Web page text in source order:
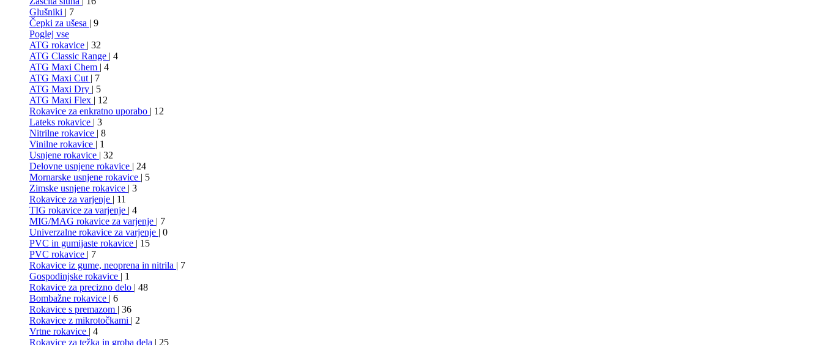
Glušniki | 7
Čepki za ušesa | 9
Poglej vse
ATG rokavice | 32
ATG Classic Range | 4
ATG Maxi Chem | 4
ATG Maxi Cut | 7
ATG Maxi Dry | 5
ATG Maxi Flex | 12
Rokavice za enkratno uporabo | 12
Lateks rokavice | 3
Nitrilne rokavice | 8
Vinilne rokavice | 1
Usnjene rokavice | 32
Delovne usnjene rokavice | 24
Mornarske usnjene rokavice | 5
Zimske usnjene rokavice | 3
Rokavice za varjenje | 11
TIG rokavice za varjenje | 4
MIG/MAG rokavice za varjenje | 7
Univerzalne rokavice za varjenje | 0
PVC in gumijaste rokavice | 15
PVC rokavice | 7
Rokavice iz gume, neoprena in nitrila | 7
Gospodinjske rokavice | 1
Rokavice za precizno delo | 48
Bombažne rokavice | 6
Rokavice s premazom | 36
Rokavice z mikrotočkami | 2
Vrtne rokavice | 4
Rokavice za težka in groba dela | 25